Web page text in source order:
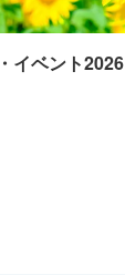
イベント2026